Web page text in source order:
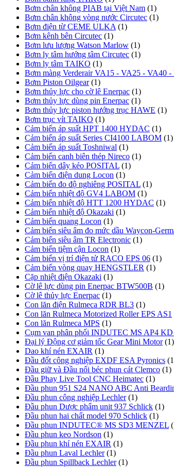
Bơm chân không PIAB tại Việt Nam (1)
Bơm chân không vòng nước Circutec (1)
Bơm điện từ CEME ULKA (1)
Bơm kênh bên Circutec (1)
Bơm lưu lượng Watson Marlow (1)
Bơm ly tâm hướng tâm Circutec (1)
Bơm ly tâm TAIKO (1)
Bơm màng Verderair VA15 - VA25 - VA40
Bơm Piston Oilgear (1)
Bơm thủy lực cho cờ lê Enerpac (1)
Bơm thủy lực dùng pin Enerpac (1)
Bơm thủy lực piston hướng trục HAWE (1)
Bơm trục vít TAIKO (1)
Cảm biến áp suất HPT 1400 HYDAC (1)
Cảm biến áp suất Series CI4100 LABOM (1)
Cảm biến áp suất Toshniwal (1)
Cảm biến canh biên thép Nireco (1)
Cảm biến dây kéo POSITAL (1)
Cảm biến điện dung Locon (1)
Cảm biến đo độ nghiêng POSITAL (1)
Cảm biến nhiệt độ GV4 LABOM (1)
Cảm biến nhiệt độ HTT 1200 HYDAC (1)
Cảm biến nhiệt độ Okazaki (1)
Cảm biến quang Locon (1)
Cảm biến siêu âm đo mức dầu Waycon-
Cảm biến siêu âm TR Electronic (1)
Cảm biến tiệm cận Locon (1)
Cảm biến vị trí điện tử RACO EPS 06 (1)
Cảm biến vòng quay HENGSTLER (1)
Cặp nhiệt điện Okazaki (1)
Cờ lê lực dùng pin Enerpac BTW500B (1)
Cờ lê thủy lực Enerpac (1)
Con lăn điện Rulmeca RDR BL3 (1)
Con lăn Rulmeca Motorized Roller EPS AS1
Con lăn Rulmeca MPS (1)
Cụm van phân phối INDUTEC MS AP4
Đại lý Động cơ giảm tốc Gear Mini Motor (1)
Dao khí nén EXAIR (1)
Đầu đốt công nghiệp EXDF ESA Pyronics
Đầu giữ và Đầu nối béc phun cát Clemco (1)
Đầu Phay Live Tool CNC Heimatec (1)
Đầu phun 951 S24 NANO ABC Anti
Đầu phun công nghiệp Lechler (1)
Đầu phun Dược phẩm unit 937 Schlick (1)
Đầu phun hai chất model 970 Schlick (1)
Đầu phun INDUTEC® MS SD3 MENZEL
Đầu phun keo Nordson (1)
Đầu phun khí nén EXAIR (1)
Đầu phun Laval Lechler (1)
Đầu phun Spillback Lechler (1)